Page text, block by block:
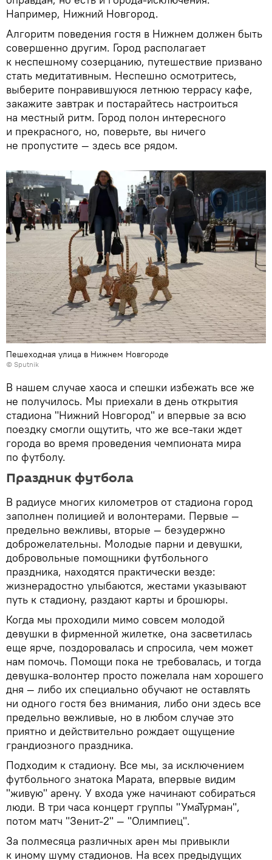
Например, Нижний Новгород.
Алгоритм поведения гостя в Нижнем должен быть
совершенно другим. Город располагает
к неспешному созерцанию, путешествие призвано
стать медитативным. Неспешно осмотритесь,
выберите понравившуюся летнюю террасу кафе,
закажите завтрак и постарайтесь настроиться
на местный ритм. Город полон интересного
и прекрасного, но, поверьте, вы ничего
не пропустите — здесь все рядом.
Пешеходная улица в Нижнем Новгороде
© Sputnik
В нашем случае хаоса и спешки избежать все же
не получилось. Мы приехали в день открытия
стадиона "Нижний Новгород" и впервые за всю
поездку смогли ощутить, что же все-таки ждет
города во время проведения чемпионата мира
по футболу.
Праздник футбола
В радиусе многих километров от стадиона город
заполнен полицией и волонтерами. Первые —
предельно вежливы, вторые — безудержно
доброжелательны. Молодые парни и девушки,
добровольные помощники футбольного
праздника, находятся практически везде:
жизнерадостно улыбаются, жестами указывают
путь к стадиону, раздают карты и брошюры.
Когда мы проходили мимо совсем молодой
девушки в фирменной жилетке, она засветилась
еще ярче, поздоровалась и спросила, чем может
нам помочь. Помощи пока не требовалась, и тогда
девушка-волонтер просто пожелала нам хорошего
дня — либо их специально обучают не оставлять
ни одного гостя без внимания, либо они здесь все
предельно вежливые, но в любом случае это
приятно и действительно рождает ощущение
грандиозного праздника.
Подходим к стадиону. Все мы, за исключением
футбольного знатока Марата, впервые видим
"живую" арену. У входа уже начинают собираться
люди. В три часа концерт группы "УмаТурман",
потом матч "Зенит-2" — "Олимпиец".
За полмесяца различных арен мы привыкли
к иному шуму стадионов. На всех предыдущих